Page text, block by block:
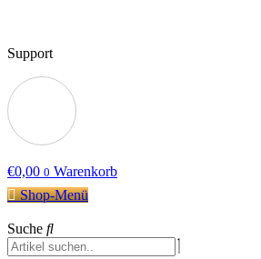
Support
€0,00 0 Warenkorb
Shop-Menü
Suche